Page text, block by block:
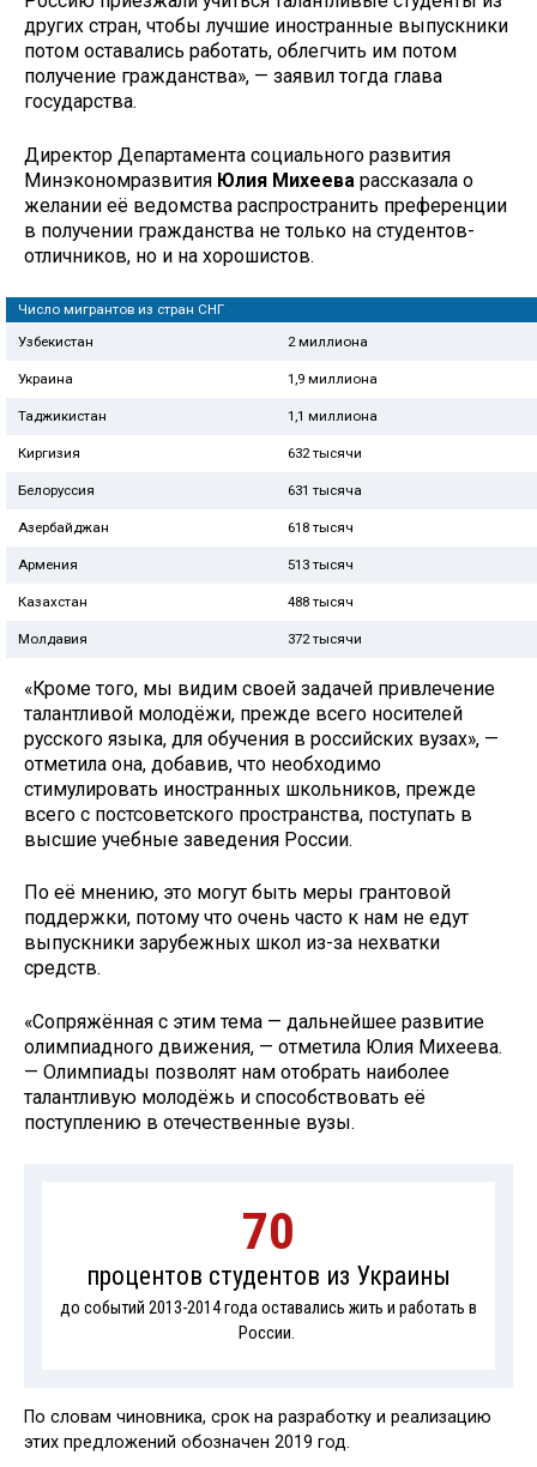
других стран, чтобы лучшие иностранные выпускники
потом оставались работать, облегчить им потом
получение гражданства», — заявил тогда глава
государства.
Директор Департамента социального развития
Минэкономразвития Юлия Михеева рассказала о
желании её ведомства распространить преференции
в получении гражданства не только на студентов-
отличников, но и на хорошистов.
Число мигрантов из стран СНГ
Узбекистан
2 миллиона
Украина 1,9 миллиона
Таджикистан 1,1 миллиона
Киргизия 632 тысячи
Белоруссия 631 тысяча
Азербайджан 618 тысяч
Армения 513 тысяч
Казахстан 488 тысяч
Молдавия 372 тысячи
«Кроме того, мы видим своей задачей привлечение
талантливой молодёжи, прежде всего носителей
русского языка, для обучения в российских вузах», —
отметила она, добавив, что необходимо
стимулировать иностранных школьников, прежде
всего с постсоветского пространства, поступать в
высшие учебные заведения России.
По её мнению, это могут быть меры грантовой
поддержки, потому что очень часто к нам не едут
выпускники зарубежных школ из-за нехватки
средств.
«Сопряжённая с этим тема — дальнейшее развитие
олимпиадного движения, — отметила Юлия Михеева.
— Олимпиады позволят нам отобрать наиболее
талантливую молодёжь и способствовать её
поступлению в отечественные вузы.
70
процентов студентов из Украины
до событий 2013-2014 года оставались жить и работать в
России.
По словам чиновника, срок на разработку и реализацию
этих предложений обозначен 2019 год.